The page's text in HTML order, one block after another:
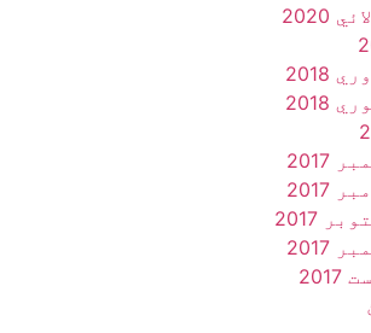
2020
2018
2018
2017
2017
2017
2017